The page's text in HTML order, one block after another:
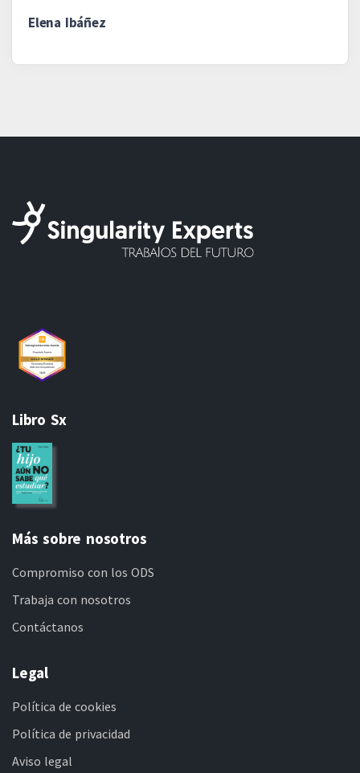
Elena Ibáñez
Libro Sx
Más sobre nosotros
Compromiso con los ODS
Trabaja con nosotros
Contáctanos
Legal
Política de cookies
Política de privacidad
Aviso legal